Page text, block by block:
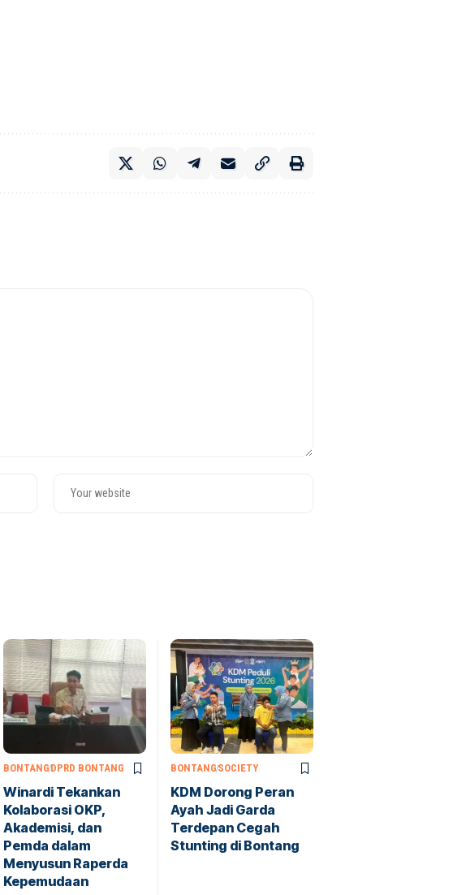
BONTANGDPRD BONTANG
Winardi Tekankan
Kolaborasi OKP,
Akademisi, dan
Pemda dalam
Menyusun Raperda
Kepemudaan
BONTANGSOCIETY
KDM Dorong Peran
Ayah Jadi Garda
Terdepan Cegah
Stunting di Bontang